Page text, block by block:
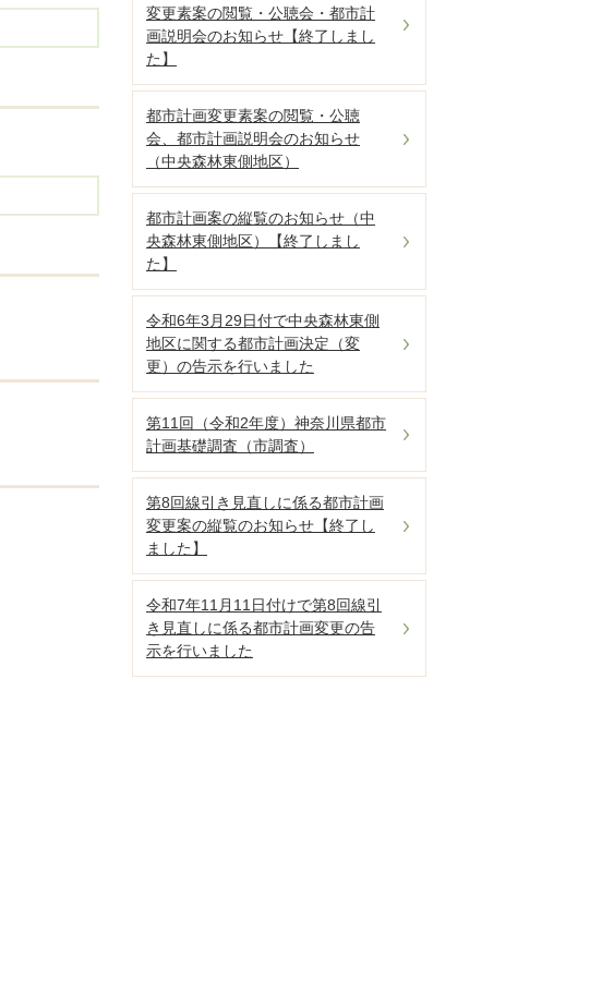
変更素案の閲覧・公聴会・都市計
画説明会のお知らせ【終了しまし
た】
都市計画変更素案の閲覧・公聴
会、都市計画説明会のお知らせ
（中央森林東側地区）
都市計画案の縦覧のお知らせ（中
央森林東側地区）【終了しまし
た】
令和6年3月29日付で中央森林東側
地区に関する都市計画決定（変
更）の告示を行いました
第11回（令和2年度）神奈川県都市
計画基礎調査（市調査）
第8回線引き見直しに係る都市計画
変更案の縦覧のお知らせ【終了し
ました】
令和7年11月11日付けで第8回線引
き見直しに係る都市計画変更の告
示を行いました